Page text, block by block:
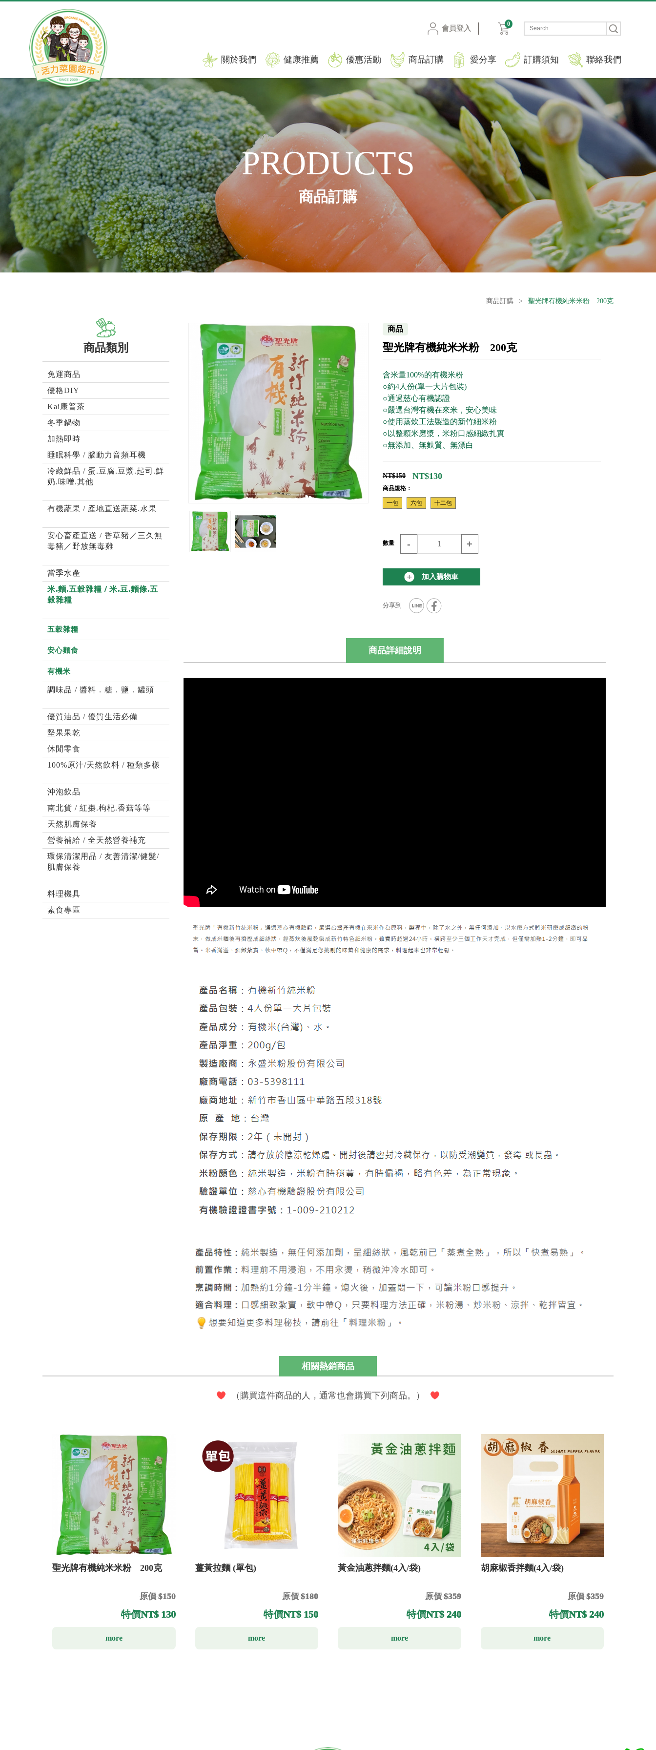
會員登入
0
關於我們 健康推薦 優惠活動 商品訂購 愛分享 訂購須知 聯絡我們
PRODUCTS
商品訂購
商品訂購 > 聖光牌有機純米米粉 200克
商品類別
免運商品
優格DIY
Kai康普茶
冬季鍋物
加熱即時
睡眠科學 / 腦動力音頻耳機
冷藏鮮品 / 蛋.豆腐.豆漿.起司.鮮
奶.味噌.其他
有機蔬果 / 產地直送蔬菜.水果
安心畜產直送 / 香草豬／三久無
毒豬／野放無毒雞
當季水產
米.麵.五穀雜糧 / 米.豆.麵條.五
穀雜糧
五穀雜糧
安心麵食
有機米
調味品 / 醬料．糖．鹽．罐頭
優質油品 / 優質生活必備
堅果果乾
休閒零食
100%原汁/天然飲料 / 種類多樣
沖泡飲品
南北貨 / 紅棗.枸杞.香菇等等
天然肌膚保養
營養補給 / 全天然營養補充
環保清潔用品 / 友善清潔/健髮/
肌膚保養
料理機具
素食專區
商品
聖光牌有機純米米粉 200克
含米量100%的有機米粉
○約4人份(單一大片包裝)
○通過慈心有機認證
○嚴選台灣有機在來米，安心美味
○使用蒸炊工法製造的新竹細米粉
○以整顆米磨漿，米粉口感細緻扎實
○無添加、無麩質、無漂白
NT$150 NT$130
商品規格：
一包 六包 十二包
數量 - +
加入購物車
商品詳細說明
相關熱銷商品
（購買這件商品的人，通常也會購買下列商品。）
聖光牌有機純米米粉 200克
原價 $150
特價NT$ 130
more
薑黃拉麵 (單包)
原價 $180
特價NT$ 150
more
黃金油蔥拌麵(4入/袋)
原價 $359
特價NT$ 240
more
胡麻椒香拌麵(4入/袋)
原價 $359
特價NT$ 240
more